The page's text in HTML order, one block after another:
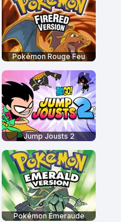
Pokémon Rouge Feu
Jump Jousts 2
Pokémon Émeraude